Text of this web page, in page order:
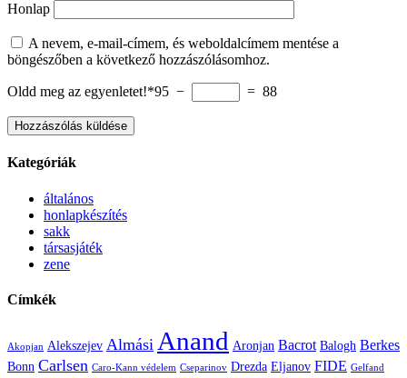
Honlap
A nevem, e-mail-címem, és weboldalcímem mentése a
böngészőben a következő hozzászólásomhoz.
Oldd meg az egyenletet!*95 − = 88
Kategóriák
általános
honlapkészítés
sakk
társasjáték
zene
Címkék
Akopjan Alekszejev Almási Anand Aronjan Bacrot Balogh Berkes
Bonn Carlsen Caro-Kann védelem Cseparinov Drezda Eljanov FIDE Gelfand